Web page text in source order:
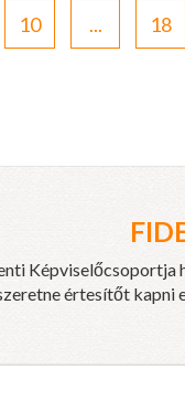
10 ... 18
értesítőt